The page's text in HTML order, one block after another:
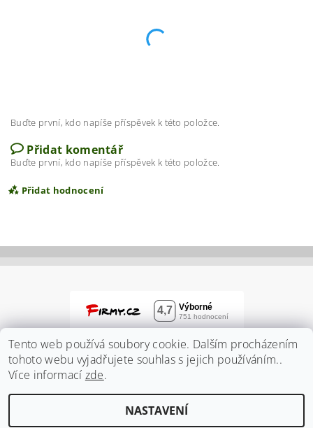
Buďte první, kdo napíše příspěvek k této položce.
Přidat komentář
Buďte první, kdo napíše příspěvek k této položce.
Přidat hodnocení
Vložením hodnocení souhlasíte spodmínkami
ochrany osobních údajů
Tento web používá soubory cookie. Dalším procházením
tohoto webu vyjadřujete souhlas s jejich používáním..
Více informací zde.
NASTAVENÍ